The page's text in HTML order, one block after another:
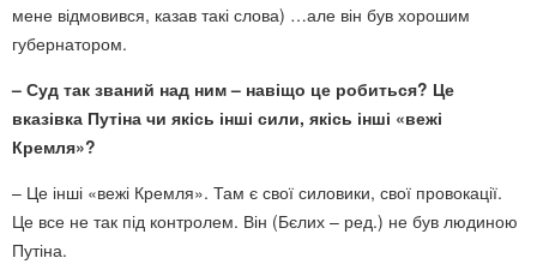
мене відмовився, казав такі слова) …але він був хорошим
губернатором.
– Суд так званий над ним – навіщо це робиться? Це
вказівка Путіна чи якісь інші сили, якісь інші «вежі
Кремля»?
– Це інші «вежі Кремля». Там є свої силовики, свої провокації.
Це все не так під контролем. Він (Бєлих – ред.) не був людиною
Путіна.